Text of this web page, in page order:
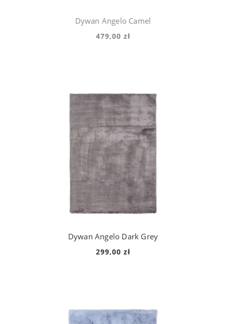
Dywan Angelo Camel
479,00 zł
Dywan Angelo Dark Grey
299,00 zł